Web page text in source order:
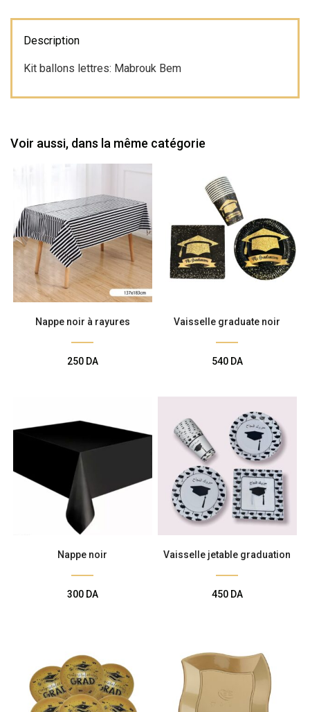
Emballage
Mabrouk
BemDescription
Kit ballons lettres: Mabrouk Bem
Voir aussi, dans la même catégorie
Nappe noir à rayures
250 DA
Vaisselle graduate noir
540 DA
Nappe noir
300 DA
Vaisselle jetable graduation
450 DA